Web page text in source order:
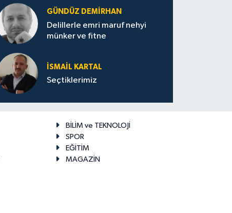
GÜNDÜZ DEMIRHAN
Delillerle emri maruf nehyi
münker ve fitne
İSMAIL KARTAL
Seçtiklerimiz
BİLİM ve TEKNOLOJİ
SPOR
EĞİTİM
MAGAZİN